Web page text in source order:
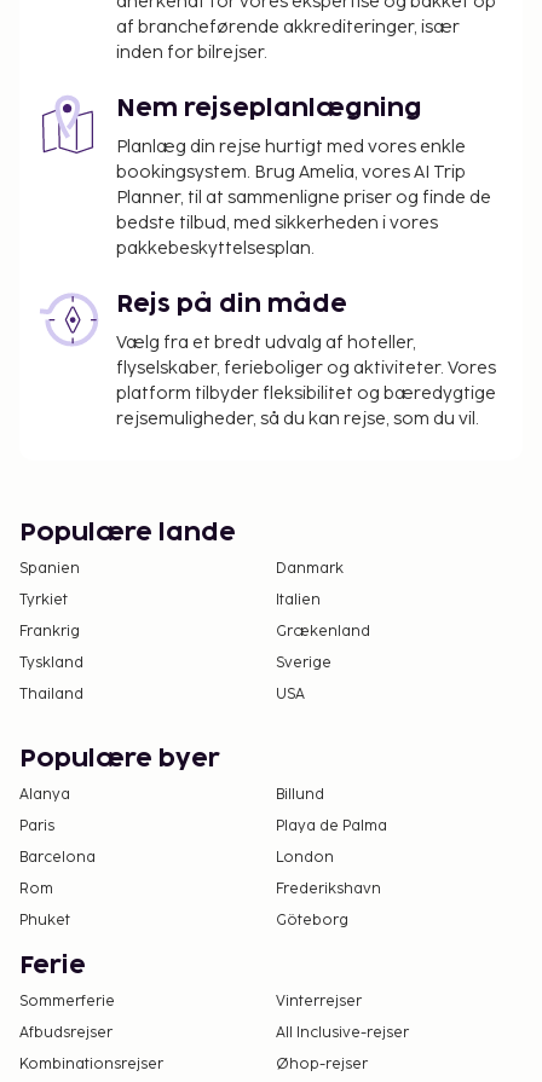
af brancheførende akkrediteringer, især
inden for bilrejser.
Nem rejseplanlægning
Planlæg din rejse hurtigt med vores enkle
bookingsystem. Brug Amelia, vores AI Trip
Planner, til at sammenligne priser og finde de
bedste tilbud, med sikkerheden i vores
pakkebeskyttelsesplan.
Rejs på din måde
Vælg fra et bredt udvalg af hoteller,
flyselskaber, ferieboliger og aktiviteter. Vores
platform tilbyder fleksibilitet og bæredygtige
rejsemuligheder, så du kan rejse, som du vil.
Populære lande
Spanien
Danmark
Tyrkiet
Italien
Frankrig
Grækenland
Tyskland
Sverige
Thailand
USA
Populære byer
Alanya
Billund
Paris
Playa de Palma
Barcelona
London
Rom
Frederikshavn
Phuket
Göteborg
Ferie
Sommerferie
Vinterrejser
Afbudsrejser
All Inclusive-rejser
Kombinationsrejser
Øhop-rejser